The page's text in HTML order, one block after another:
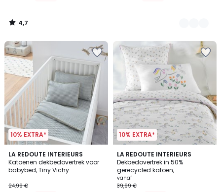
4,7
/
10% EXTRA*
LA REDOUTE INTERIEURS
Katoenen dekbedovertrek voor
babybed, Tiny Vichy
24,99 €
3
/
5
10% EXTRA*
LA REDOUTE INTERIEURS
Dekbedovertrek in 50%
gerecycled katoen,
eenhoornprint, TAMILA
vanaf
39,99 €